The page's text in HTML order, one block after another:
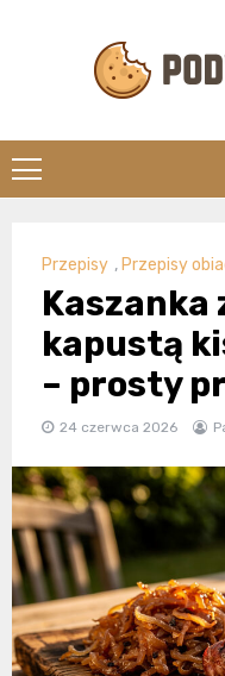
Przepisy , Przepisy
Kaszanka
kapustą
– prosty
24 czerwca 2026